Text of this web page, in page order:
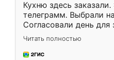
Кухню здесь
телеграмм. Выбрали
Согласовали день для
недели кухня была уже
довольны работой.
мебель за
Читать полностью